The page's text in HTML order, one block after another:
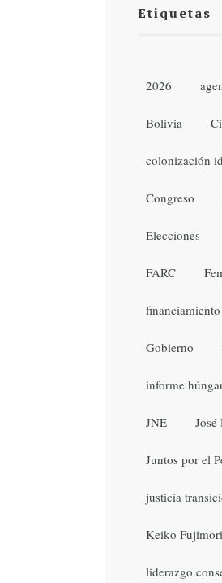
Etiquetas
2026
Bolivia
colonización
Congreso
Elecciones
FARC
Gobierno
informe
JNE José
Juntos por el
justicia
Keiko Fujimori
liderazgo